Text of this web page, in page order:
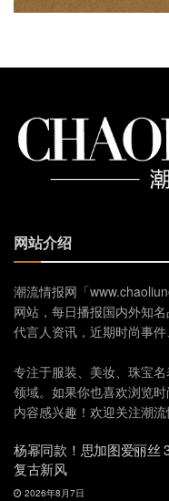
网站介绍
潮流情报网「
网站，每日播报国内外知
代言人资讯，近期时尚事件
专注于服装、美妆、珠宝
领域。如果你也喜欢浏览
内容感兴趣！欢迎关注潮流
杨幂同款！思加图爱丽丝
复古新风
2026年8月7日